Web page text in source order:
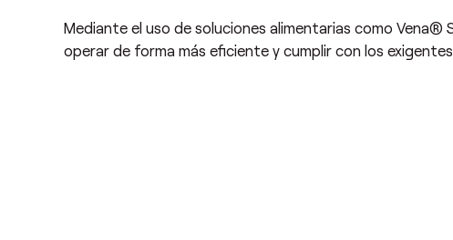
Mediante el uso de soluciones alimentarias como Vena®
operar de forma más eficiente y cumplir con los